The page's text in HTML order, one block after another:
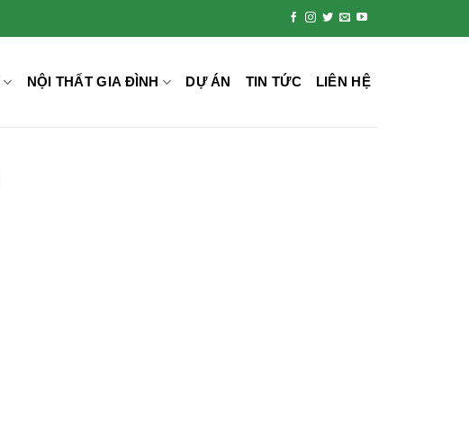
NỘI THẤT GIA ĐÌNH DỰ ÁN TIN TỨC LIÊN HỆ